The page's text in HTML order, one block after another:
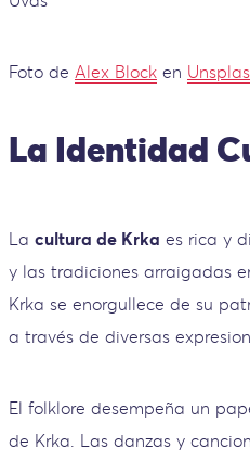
Foto de Alex Block en
La Identidad
La cultura de Krka es rica y
y las tradiciones arraigadas
Krka se enorgullece de su
a través de diversas
El folklore desempeña un
de Krka. Las danzas y